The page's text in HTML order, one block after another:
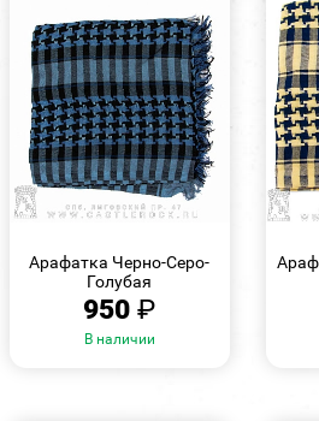
Арафатка Черно-Серо-
Голубая
950₽
В наличии